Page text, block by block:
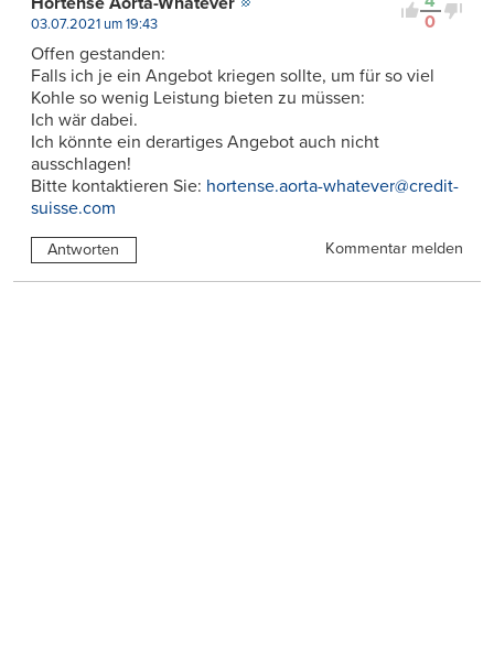
0
03.07.2021 um 19:43
Offen gestanden:
Falls ich je ein Angebot kriegen sollte, um für so viel
Kohle so wenig Leistung bieten zu müssen:
Ich wär dabei.
Ich könnte ein derartiges Angebot auch nicht
ausschlagen!
Bitte kontaktieren Sie: hortense.aorta-whatever@credit-
suisse.com
Antworten Kommentar melden